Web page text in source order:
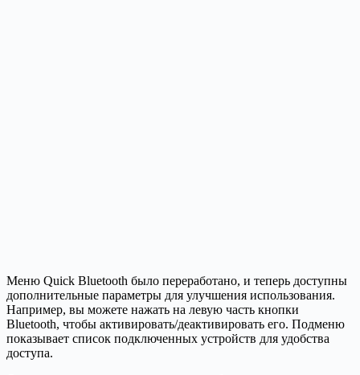
Меню Quick Bluetooth было переработано, и теперь доступны
дополнительные параметры для улучшения использования.
Например, вы можете нажать на левую часть кнопки
Bluetooth, чтобы активировать/деактивировать его. Подменю
показывает список подключенных устройств для удобства
доступа.